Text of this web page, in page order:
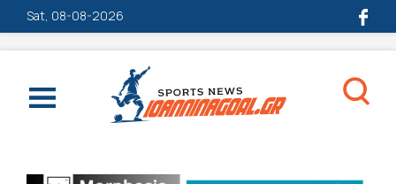
Sat, 08-08-2026